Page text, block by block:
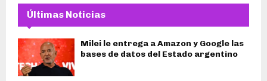
Últimas Noticias
Milei le entrega a Amazon y Google las
bases de datos del Estado argentino